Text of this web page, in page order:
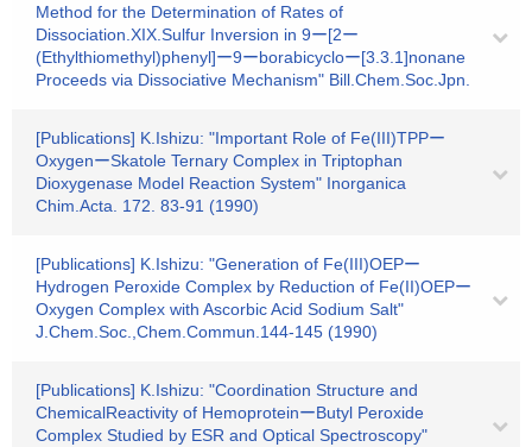
Method for the Determination of Rates of
Dissociation.XIX.Sulfur Inversion in 9ー[2ー
(Ethylthiomethyl)phenyl]ー9ーborabicycloー[3.3.1]nonane
Proceeds via Dissociative Mechanism" Bill.Chem.Soc.Jpn.
[Publications] K.Ishizu: "Important Role of Fe(III)TPPー
OxygenーSkatole Ternary Complex in Triptophan
Dioxygenase Model Reaction System" Inorganica
Chim.Acta. 172. 83-91 (1990)
[Publications] K.Ishizu: "Generation of Fe(III)OEPー
Hydrogen Peroxide Complex by Reduction of Fe(II)OEPー
Oxygen Complex with Ascorbic Acid Sodium Salt"
J.Chem.Soc.,Chem.Commun.144-145 (1990)
[Publications] K.Ishizu: "Coordination Structure and
ChemicalReactivity of HemoproteinーButyl Peroxide
Complex Studied by ESR and Optical Spectroscopy"